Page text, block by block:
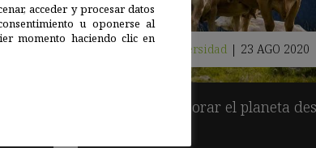
Salud y biodiversidad | 23 AGO 2020
¿Podemos mejorar el planeta
acceder y procesar datos
u oponerse al
momento haciendo clic en